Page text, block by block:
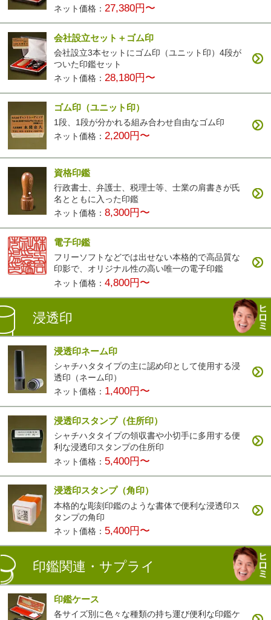
ネット価格： 27,380円〜
会社設立セット＋ゴム印
会社設立3本セットにゴム印（ユニット印）4段が
ついた印鑑セット
ネット価格： 28,180円〜
ゴム印（ユニット印）
1段、1段が分かれる組み合わせ自由なゴム印
ネット価格：2,200円〜
資格印鑑
行政書士、弁護士、税理士等、士業の肩書きが氏
名とともに入った印鑑
ネット価格：8,300円〜
電子印鑑
フリーソフトなどでは出せない本格的で高品質な
印影で、オリジナル性の高い唯一の電子印鑑
ネット価格：4,800円〜
浸透印
浸透印ネーム印
シャチハタタイプの主に認め印として使用する浸
透印（ネーム印）
ネット価格： 1,400円〜
浸透印スタンプ（住所印）
シャチハタタイプの領収書や小切手に多用する便
利な浸透印スタンプの住所印
ネット価格： 5,400円〜
浸透印スタンプ（角印）
本格的な彫刻印鑑のような書体で便利な浸透印ス
タンプの角印
ネット価格： 5,400円〜
印鑑関連・サプライ
印鑑ケース
各サイズ別に色々な種類の持ち運び便利な印鑑ケ